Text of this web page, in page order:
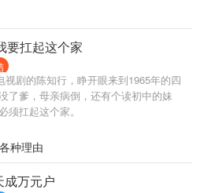
你率领小弟做起了正当生意，奖励善功
你资助福利院五百万，奖励善功5000
现善功能够用来兑换各种东西后，沈栋
善事。 黄志诚：一千万善款？你确定捐
把子？ 李文彬：很难相信这个与孩子
人是个江湖大佬。 陆启昌：沈栋有慈善
不了他。 ...... 我是洪兴扛把子沈栋，一
古惑仔变成了港岛最有名的大富豪和
要扛起这个家
视剧的陈知行，睁开眼来到1965年的四
了爹，母亲病倒，还有个读初中的妹
须扛起这个家。
种理由
成万元户